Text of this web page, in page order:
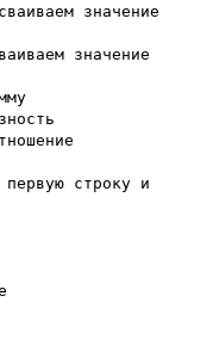
значение
значение
строку и